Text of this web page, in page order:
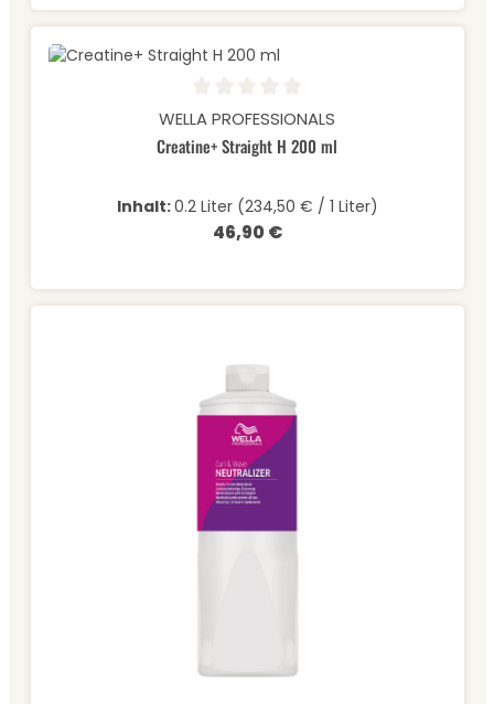
Durchschnittliche Bewertung von 0 von 5 Sternen
WELLA PROFESSIONALS
Creatine+ Straight H 200 ml
Inhalt:0.2 Liter (234,50 € / 1 Liter)
Regulärer Preis:
46,90 €